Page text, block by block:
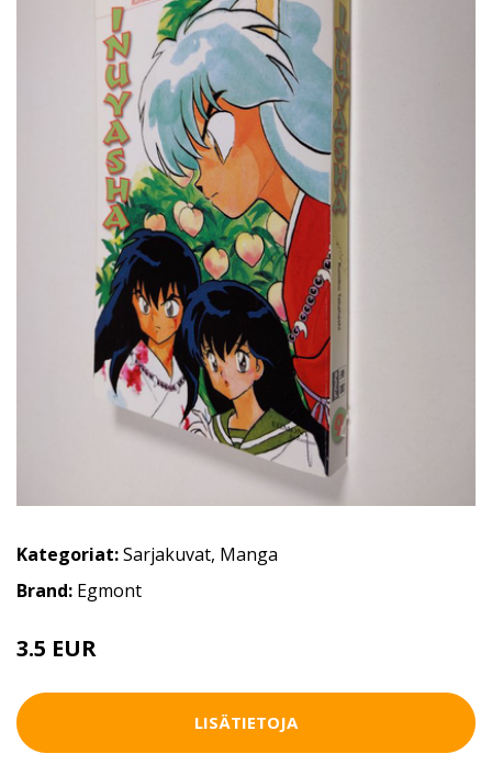
Kategoriat:Sarjakuvat, Manga
Brand: Egmont
3.5 EUR
LISÄTIETOJA